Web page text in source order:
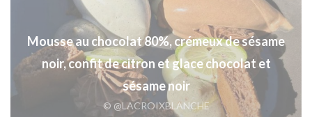
Mousse au chocolat 80%, crémeux de sésame
noir, confit de citron et glace chocolat et
sésame noir
© @LACROIXBLANCHE